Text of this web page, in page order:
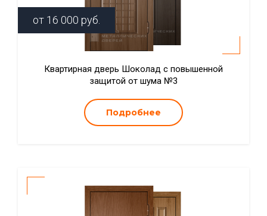
от 16 000 руб.
Квартирная дверь Шоколад с повышенной
защитой от шума №3
Подробнее